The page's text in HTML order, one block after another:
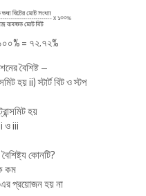
= ৭২.৭২%
বৈশিষ্ট –
হয় ii) স্টার্ট বিট ও স্টপ
হয়
ও iii
কোনটি?
কম
প্রয়োজন হয় না